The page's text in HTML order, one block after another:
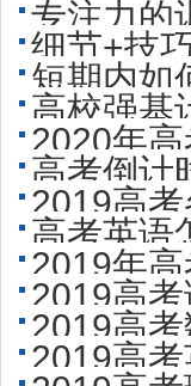
专注力的
细节+技
短期内如
高校强基
2020年
高考倒计
2019高
高考英语
2019年
2019高
2019高
2019高